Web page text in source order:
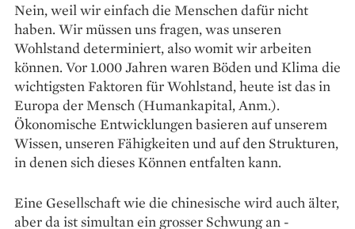
Nein, weil wir einfach die Menschen dafür nicht
haben. Wir müssen uns fragen, was unseren
Wohlstand determiniert, also womit wir arbeiten
können. Vor 1.000 Jahren waren Böden und Klima die
wichtigsten Faktoren für Wohlstand, heute ist das in
Europa der Mensch (Human­kapital, Anm.).
Ökonomische Entwicklungen basieren auf unserem
Wissen, unseren Fähigkeiten und auf den Strukturen,
in denen sich dieses Können entfalten kann.
Eine Gesellschaft wie die chinesische wird auch älter,
aber da ist simultan ein grosser Schwung an ­